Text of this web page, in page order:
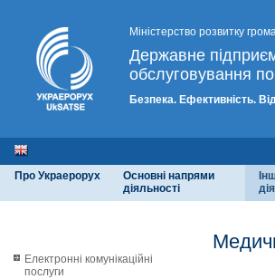
Міністерство розвитку
Державне
обслуговування
Безпека. Ефективність.
Про Украерорух
Основні напрями
діяльності
Електронні комунікаційні
послуги